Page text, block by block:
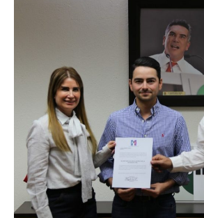
exigencias
sociedad
civil:
Lupita
Soto